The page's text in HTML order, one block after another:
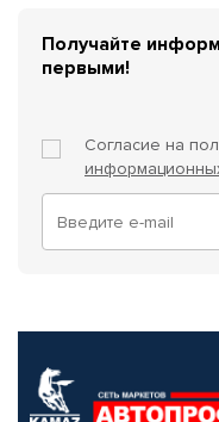
Получайте
первыми!
Согласие на